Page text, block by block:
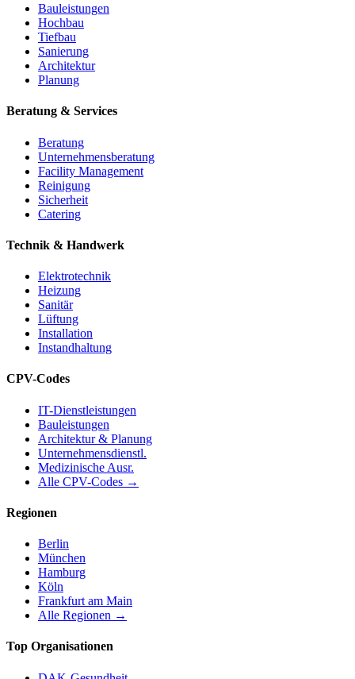
Bauleistungen
Hochbau
Tiefbau
Sanierung
Architektur
Planung
Beratung & Services
Beratung
Unternehmensberatung
Facility Management
Reinigung
Sicherheit
Catering
Technik & Handwerk
Elektrotechnik
Heizung
Sanitär
Lüftung
Installation
Instandhaltung
CPV-Codes
IT-Dienstleistungen
Bauleistungen
Architektur & Planung
Unternehmensdienstl.
Medizinische Ausr.
Alle CPV-Codes →
Regionen
Berlin
München
Hamburg
Köln
Frankfurt am Main
Alle Regionen →
Top Organisationen